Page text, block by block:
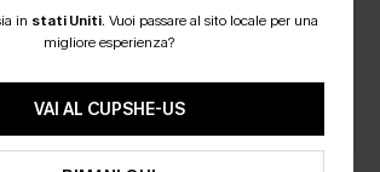
in stati Uniti. Vuoi passare al sito locale per una
migliore esperienza?
VAI AL CUPSHE-US
PER OTTENERE
SCONTO SU 2 O PIÙ ARTICOLI